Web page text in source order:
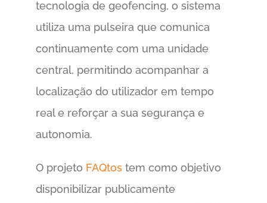
tecnologia de geofencing, o sistema
utiliza uma pulseira que comunica
continuamente com uma unidade
central, permitindo acompanhar a
localização do utilizador em tempo
real e reforçar a sua segurança e
autonomia.
O projeto FAQtos tem como objetivo
disponibilizar publicamente